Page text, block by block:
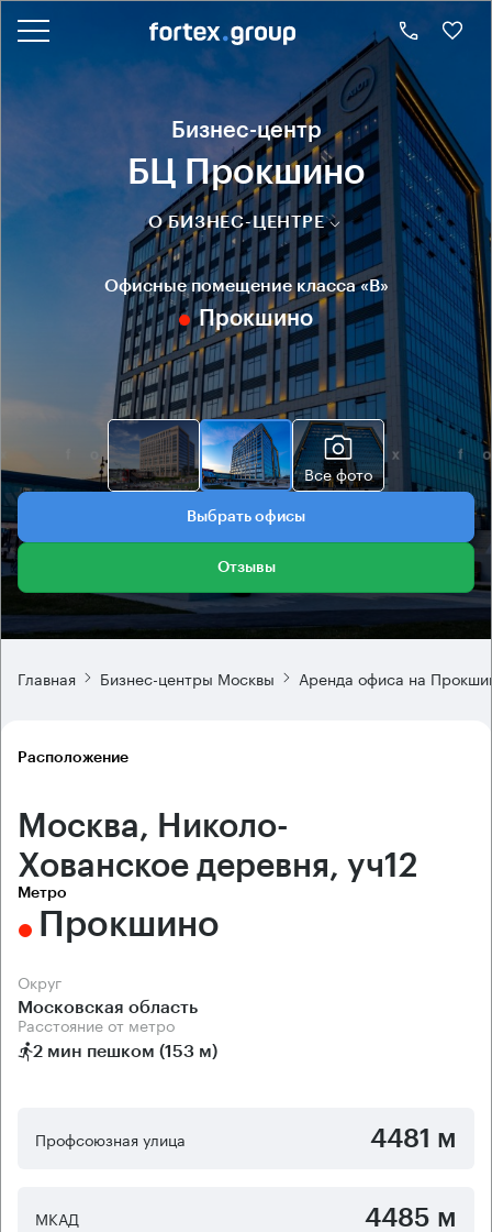
Бизнес-центр
БЦ Прокшино
О БИЗНЕС-ЦЕНТРЕ
Офисные помещение класса «B»
Прокшино
Все фото
Выбрать офисы
Отзывы
Главная Бизнес-центры Москвы Аренда офиса на
Расположение
Москва, Николо-
Хованское деревня, уч12
Метро
Прокшино
Округ
Московская область
Расстояние от метро
2 мин пешком (153 м)
Профсоюзная улица 4481 м
МКАД 4485 м